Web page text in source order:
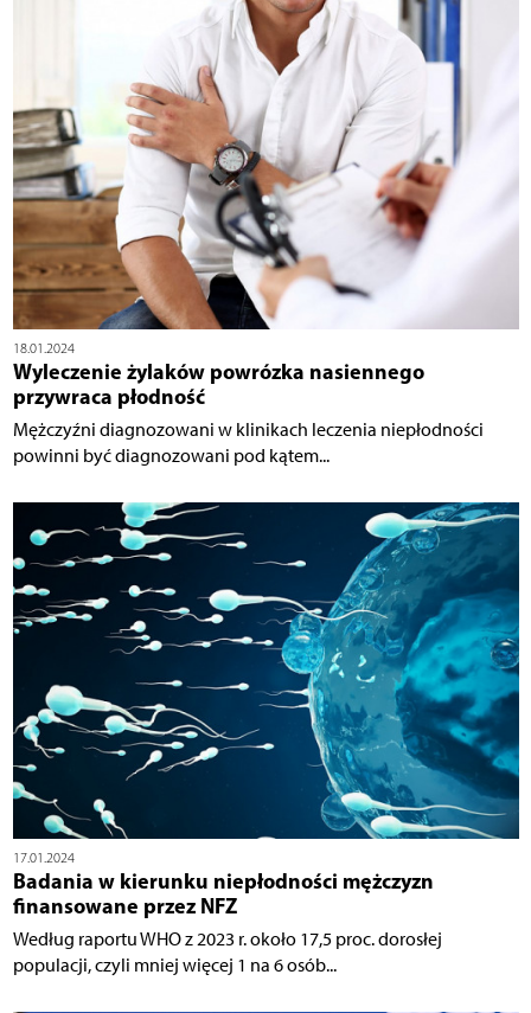
18.01.2024
Wyleczenie żylaków powrózka nasiennego
przywraca płodność
Mężczyźni diagnozowani w klinikach leczenia niepłodności
powinni być diagnozowani pod kątem...
17.01.2024
Badania w kierunku niepłodności mężczyzn
finansowane przez NFZ
Według raportu WHO z 2023 r. około 17,5 proc. dorosłej
populacji, czyli mniej więcej 1 na 6 osób...